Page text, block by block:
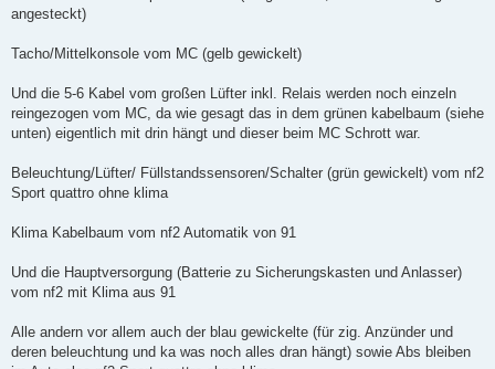
angesteckt)
Tacho/Mittelkonsole vom MC (gelb gewickelt)
Und die 5-6 Kabel vom großen Lüfter inkl. Relais werden noch einzeln
reingezogen vom MC, da wie gesagt das in dem grünen kabelbaum (siehe
unten) eigentlich mit drin hängt und dieser beim MC Schrott war.
Beleuchtung/Lüfter/ Füllstandssensoren/Schalter (grün gewickelt) vom nf2
Sport quattro ohne klima
Klima Kabelbaum vom nf2 Automatik von 91
Und die Hauptversorgung (Batterie zu Sicherungskasten und Anlasser)
vom nf2 mit Klima aus 91
Alle andern vor allem auch der blau gewickelte (für zig. Anzünder und
deren beleuchtung und ka was noch alles dran hängt) sowie Abs bleiben